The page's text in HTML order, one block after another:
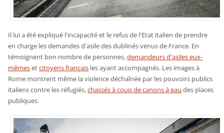
Il lui a été expliqué l'incapacité et le refus de l'Etat italien de prendre
en charge les demandes d'asile des dublinés venus de France. En
témoignent bon nombre de personnes,demandeurs d'asiles eux-
mêmesetcitoyens français les ayant accompagnés. Les images à
Rome montrent même la violence déchaînée par les pouvoirs publics
italiens contre les réfugiés,chassés à coup de canons à eau des places
publiques.